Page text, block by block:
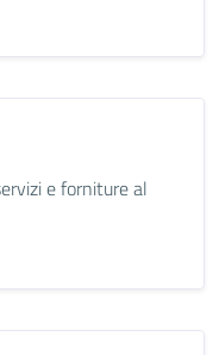
e forniture al